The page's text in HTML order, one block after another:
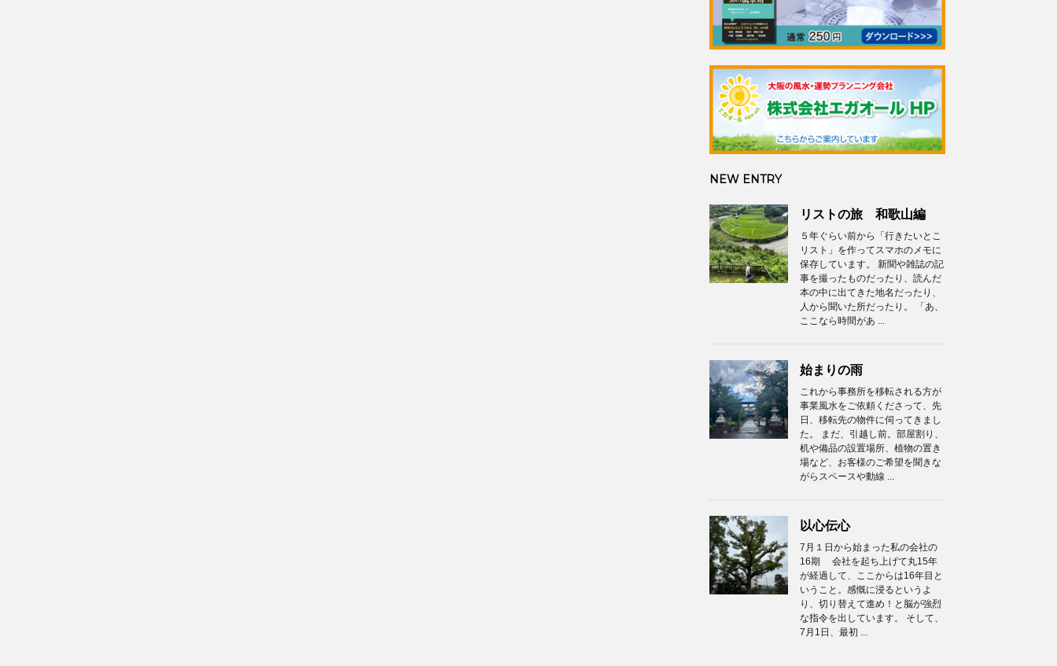
NEW ENTRY
リストの旅 和歌山編
５年ぐらい前から「行きたいとこ
リスト」を作ってスマホのメモに
保存しています。 新聞や雑誌の記
事を撮ったものだったり、読んだ
本の中に出てきた地名だったり、
人から聞いた所だったり。 「あ、
ここなら時間があ ...
始まりの雨
これから事務所を移転される方が
事業風水をご依頼くださって、先
日、移転先の物件に伺ってきまし
た。 まだ、引越し前。部屋割り、
机や備品の設置場所、植物の置き
場など、お客様のご希望を聞きな
がらスペースや動線 ...
以心伝心
7月１日から始まった私の会社の
16期 会社を起ち上げて丸15年
が経過して、ここからは16年目と
いうこと。感慨に浸るというよ
り、切り替えて進め！と脳が強烈
な指令を出しています。 そして、
7月1日、最初 ...